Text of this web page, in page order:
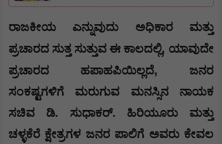
ರಾಜಕೀಯ ಎನ್ನುವುದು ಅಧಿಕಾರ ಮತ್ತು
ಪ್ರಚಾರದ ಸುತ್ತ ಸುತ್ತುವ ಈ ಕಾಲದಲ್ಲಿ, ಯಾವುದೇ
ಪ್ರಚಾರದ ಹಪಾಹಪಿಯಿಲ್ಲದೆ, ಜನರ
ಸಂಕಷ್ಟಗಳಿಗೆ ಮರುಗುವ ಮನಸ್ಸಿನ ನಾಯಕ
ಸಚಿವ ಡಿ. ಸುಧಾಕರ್. ಹಿರಿಯೂರು ಮತ್ತು
ಚಳ್ಳಕೆರೆ ಕ್ಷೇತ್ರಗಳ ಜನರ ಪಾಲಿಗೆ ಅವರು ಕೇವಲ